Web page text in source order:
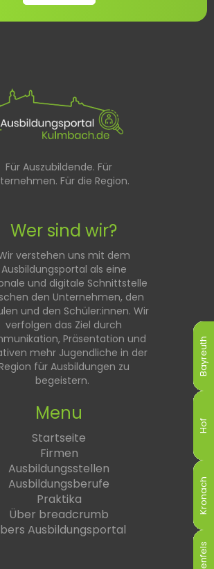
Bayreuth
Hof
Kronach
Bayreuth
Hof
Kronach
Bayreuth
Hof
Kronach
Bayreuth
Hof
Kronach
Bayreuth
Hof
Kronach
Bayreuth
Hof
Kronach
Für Auszubildende. Für
Für die Region.
Wer sind wir?
verstehen uns mit dem
Ausbildungsportal als eine
und digitale Schnittstelle
den Unternehmen, den
und den Schüler:innen. Wir
verfolgen das Ziel durch
Präsentation und
mehr Jugendliche in der
Region für Ausbildungen zu
begeistern.
Menu
Startseite
Firmen
Ausbildungsstellen
Ausbildungsberufe
Praktika
Über breadcrumb
Ausbildungsportal